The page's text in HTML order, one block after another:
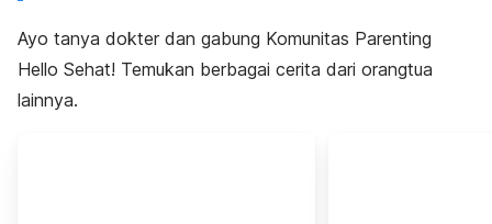
Ayo tanya dokter dan gabung Komunitas Parenting
Hello Sehat! Temukan berbagai cerita dari orangtua
lainnya.